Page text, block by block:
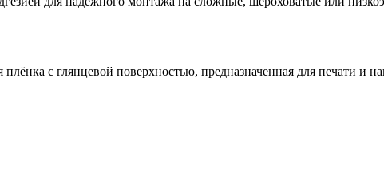
с глянцевой поверхностью, предназначенная для печати и